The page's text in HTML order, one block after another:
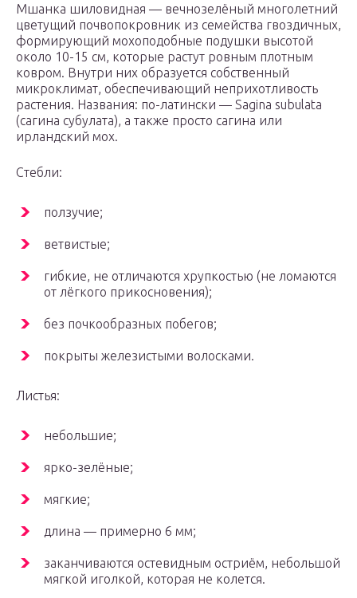
Мшанка шиловидная — вечнозелёный многолетний
цветущий почвопокровник из семейства гвоздичных,
формирующий мохоподобные подушки высотой
около 10-15 см, которые растут ровным плотным
ковром. Внутри них образуется собственный
микроклимат, обеспечивающий неприхотливость
растения. Названия: по-латински — Sagina subulata
(сагина субулата), а также просто сагина или
ирландский мох.
Стебли:
ползучие;
ветвистые;
гибкие, не отличаются хрупкостью (не ломаются
от лёгкого прикосновения);
без почкообразных побегов;
покрыты железистыми волосками.
Листья:
небольшие;
ярко-зелёные;
мягкие;
длина — примерно 6 мм;
заканчиваются остевидным остриём, небольшой
мягкой иголкой, которая не колется.